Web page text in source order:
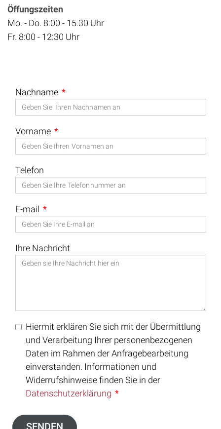
Öffungszeiten
Mo. - Do. 8:00 - 15.30 Uhr
Fr. 8:00 - 12:30 Uhr
Nachname
Vorname
Telefon
E-mail
Ihre Nachricht
Hiermit erklären Sie sich mit der Übermittlung
und Verarbeitung Ihrer personenbezogenen
Daten im Rahmen der Anfragebearbeitung
einverstanden. Informationen und
Widerrufshinweise finden Sie in der
Datenschutzerklärung